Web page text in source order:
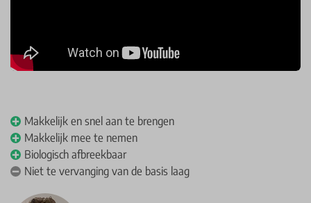
Makkelijk en snel aan te brengen
Makkelijk mee te nemen
Biologisch afbreekbaar
Niet te vervanging van de basis laag